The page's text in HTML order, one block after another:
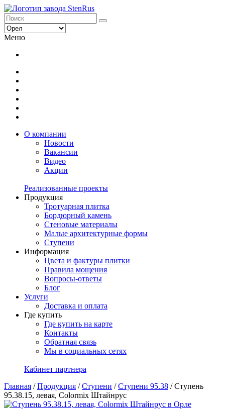
Меню
О компании
Новости
Вакансии
Видео
Акции
Реализованные проекты
Продукция
Тротуарная плитка
Бордюрный камень
Стеновые материалы
Малые архитектурные формы
Ступени
Информация
Цвета и фактуры плитки
Правила мощения
Вопросы-ответы
Блог
Услуги
Доставка и оплата
Где купить
Где купить на карте
Контакты
Обратная связь
Мы в социальных сетях
Кабинет партнера
Главная /Продукция /Ступени /Ступени 95.38 /Ступень
95.38.15, левая, Colormix Штайнрус